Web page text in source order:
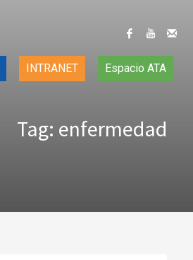
INTRANET Espacio ATA
Tag: enfermedad